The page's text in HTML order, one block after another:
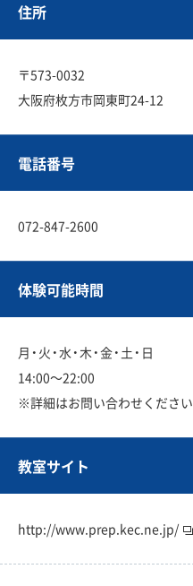
住所
〒573-0032
大阪府枚方市岡東町24-12
電話番号
072-847-2600
体験可能時間
月・火・水・木・金・土・日
14:00〜22:00
※詳細はお問い合わせください
教室サイト
http://www.prep.kec.ne.jp/